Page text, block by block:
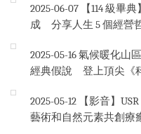
2025-06-07
【114 級畢
成 分享人生 5 個經營
2025-05-16氣候暖化山
經典假說 登上頂尖《
2025-05-12
【影音】
藝術和自然元素共創療